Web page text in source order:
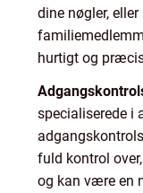
dine nøgler,
hurtigt og
specialiserede i
fuld kontrol
og kan være en